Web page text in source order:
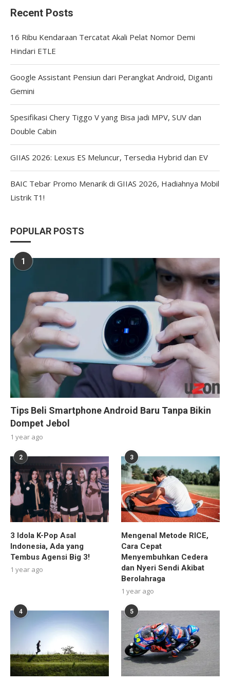
Recent Posts
16 Ribu Kendaraan Tercatat Akali Pelat Nomor Demi
Hindari ETLE
Google Assistant Pensiun dari Perangkat Android, Diganti
Gemini
Spesifikasi Chery Tiggo V yang Bisa jadi MPV, SUV dan
Double Cabin
GIIAS 2026: Lexus ES Meluncur, Tersedia Hybrid dan EV
BAIC Tebar Promo Menarik di GIIAS 2026, Hadiahnya Mobil
Listrik T1!
POPULAR POSTS
1
Tips Beli Smartphone Android Baru Tanpa Bikin
Dompet Jebol
1 year ago
2
3 Idola K-Pop Asal
Indonesia, Ada yang
Tembus Agensi Big 3!
1 year ago
3
Mengenal Metode RICE,
Cara Cepat
Menyembuhkan Cedera
dan Nyeri Sendi Akibat
Berolahraga
1 year ago
4 5